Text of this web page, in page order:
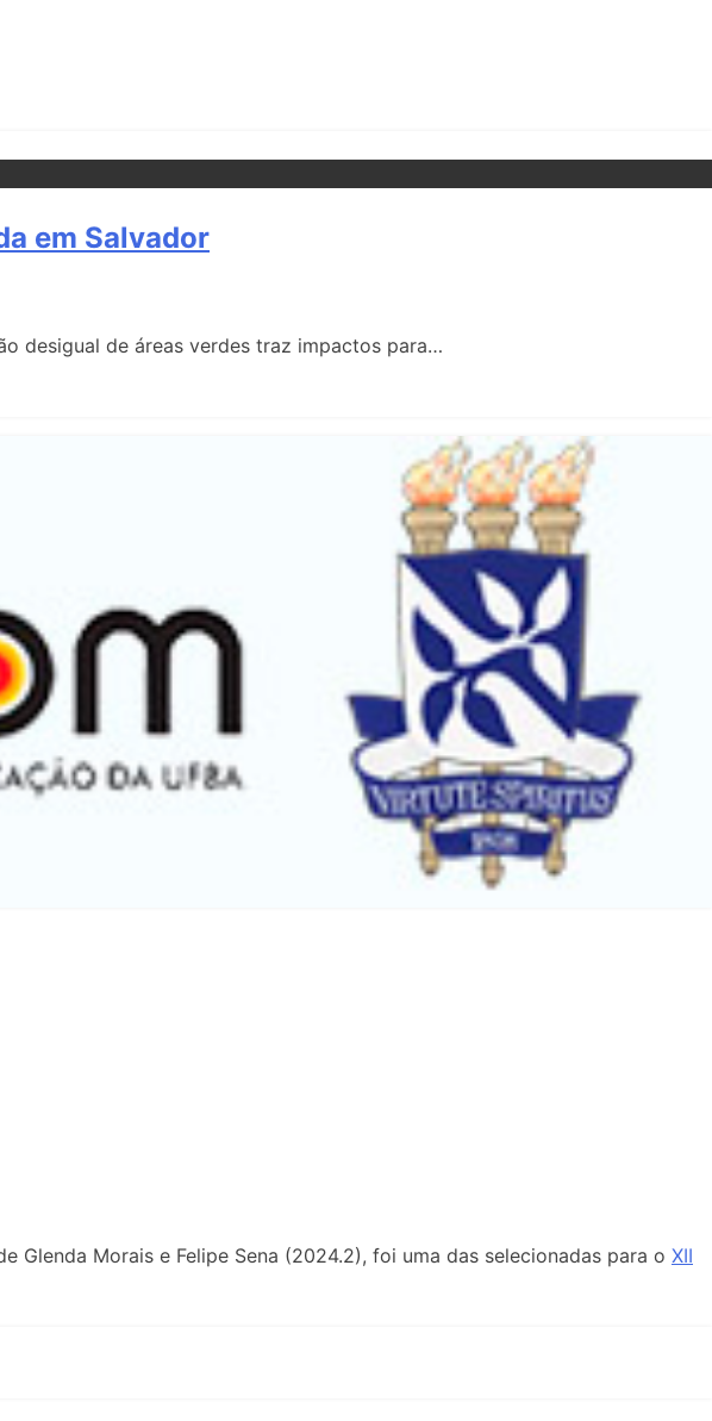
em Salvador
desigual de áreas verdes traz impactos para…
Glenda Morais e Felipe Sena (2024.2), foi uma das selecionadas para o XII